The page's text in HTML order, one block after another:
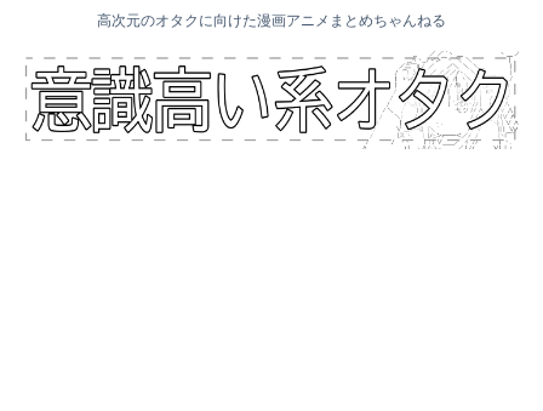
高次元のオタクに向けた漫画アニメまとめちゃんねる